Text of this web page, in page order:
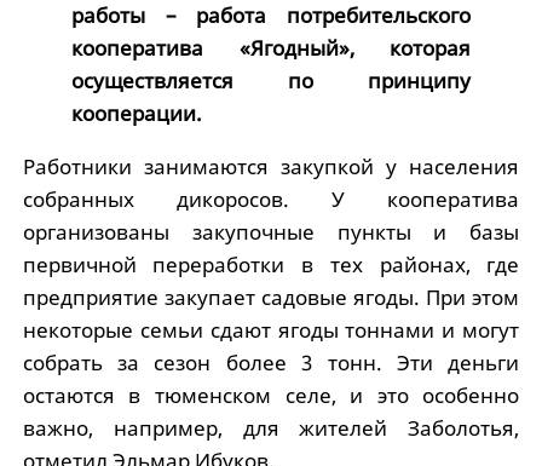
работы – работа потребительского
кооператива «Ягодный», которая
осуществляется по принципу
кооперации.
Работники занимаются закупкой у населения
собранных дикоросов. У кооператива
организованы закупочные пункты и базы
первичной переработки в тех районах, где
предприятие закупает садовые ягоды. При этом
некоторые семьи сдают ягоды тоннами и могут
собрать за сезон более 3 тонн. Эти деньги
остаются в тюменском селе, и это особенно
важно, например, для жителей Заболотья,